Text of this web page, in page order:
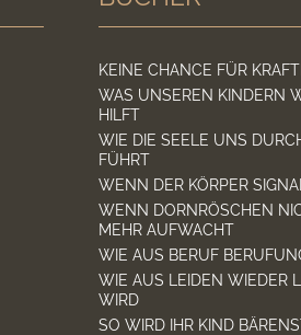
KEINE CHANCE FÜR
WAS UNSEREN KINDERN
HILFT
WIE DIE SEELE UNS
FÜHRT
WENN DER KÖRPER
WENN DORNRÖSCHEN
MEHR AUFWACHT
WIE AUS BERUF
WIE AUS LEIDEN WIEDER
WIRD
SO WIRD IHR KIND